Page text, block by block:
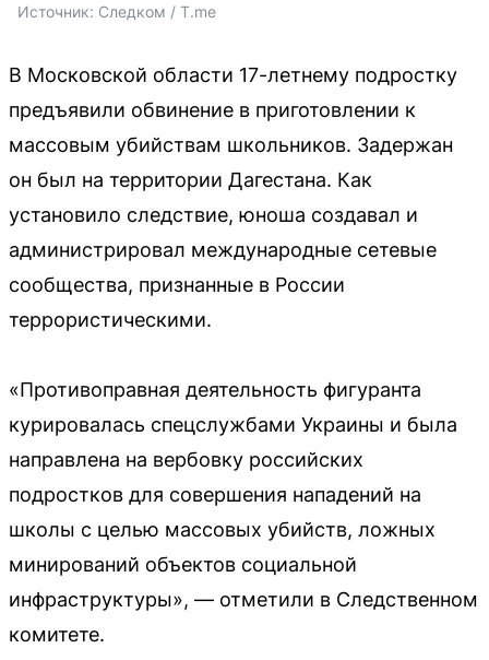
Источник: Следком / T.me
В Московской области 17-летнему подростку
предъявили обвинение в приготовлении к
массовым убийствам школьников. Задержан
он был на территории Дагестана. Как
установило следствие, юноша создавал и
администрировал международные сетевые
сообщества, признанные в России
террористическими.
«Противоправная деятельность фигуранта
курировалась спецслужбами Украины и была
направлена на вербовку российских
подростков для совершения нападений на
школы с целью массовых убийств, ложных
минирований объектов социальной
инфраструктуры», — отметили в Следственном
комитете.